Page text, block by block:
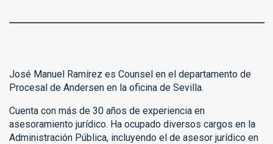
José Manuel Ramírez es Counsel en el departamento de
Procesal de Andersen en la oficina de Sevilla.
Cuenta con más de 30 años de experiencia en
asesoramiento jurídico. Ha ocupado diversos cargos en la
Administración Pública, incluyendo el de asesor jurídico en